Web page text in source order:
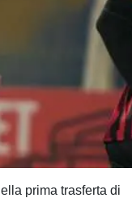
prima trasferta di